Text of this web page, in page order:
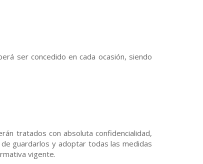
ser concedido en cada ocasión, siendo
tratados con absoluta confidencialidad,
guardarlos y adoptar todas las medidas
vigente.